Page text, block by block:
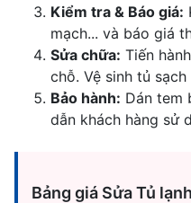
Kiểm tra & Báo giá:
mạch... và báo giá
Sửa chữa: Tiến
chỗ. Vệ sinh tủ
Bảo hành: Dán tem
dẫn khách hàng sử
Bảng giá Sửa Tủ